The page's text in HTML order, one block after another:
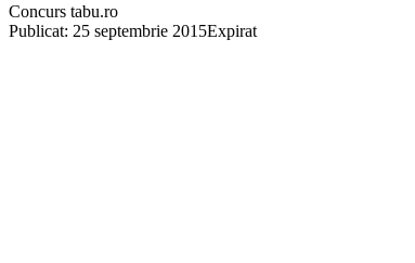
Concurs tabu.ro
Publicat: 25 septembrie 2015Expirat